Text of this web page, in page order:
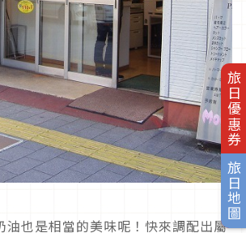
旅日優惠券
旅日地圖
油也是相當的美味呢！快來調配出屬